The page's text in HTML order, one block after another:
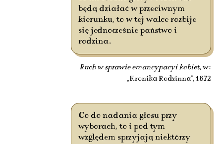
będą działać w przeciwnym
kierunku, to w tej walce rozbije
się jednocześnie państwo i
rodzina.
Ruch w sprawie emancypacyi kobiet, w:
„Kronika Rodzinna”, 1872
Co do nadania głosu przy
wyborach, to i pod tym
względem sprzyjają niektórzy